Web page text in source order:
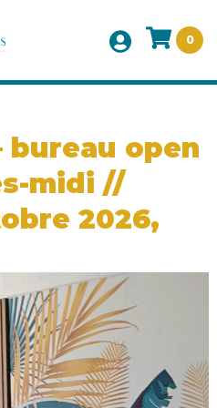
0
bureau open
midi //
2026,